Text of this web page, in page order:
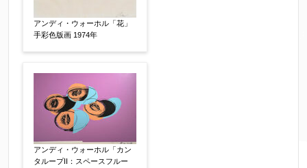
制作年 【任意】
アンディ・ウォーホル「花」
手彩色版画 1974年
アンディ・ウォーホル「カン
タループII：スペースフルー